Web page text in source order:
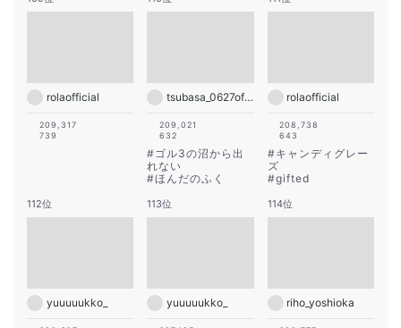
rolaofficial
209,317
739
tsubasa_0627official
209,021
632
#ゴル3の沼から出
れない
#ほんだのふく
rolaofficial
208,738
643
#キャンディグレー
ズ
#gifted
112位
yuuuuukko_
113位
yuuuuukko_
114位
riho_yoshioka